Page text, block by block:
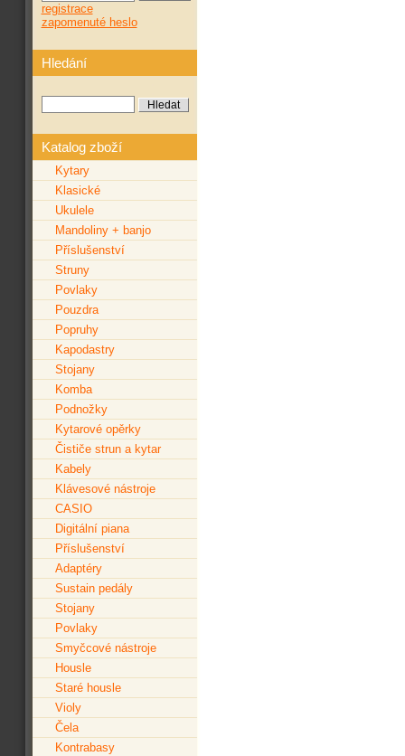
registrace
zapomenuté heslo
Hledání
Katalog zboží
Kytary
Klasické
Ukulele
Mandoliny + banjo
Příslušenství
Struny
Povlaky
Pouzdra
Popruhy
Kapodastry
Stojany
Komba
Podnožky
Kytarové opěrky
Čističe strun a kytar
Kabely
Klávesové nástroje
CASIO
Digitální piana
Příslušenství
Adaptéry
Sustain pedály
Stojany
Povlaky
Smyčcové nástroje
Housle
Staré housle
Violy
Čela
Kontrabasy